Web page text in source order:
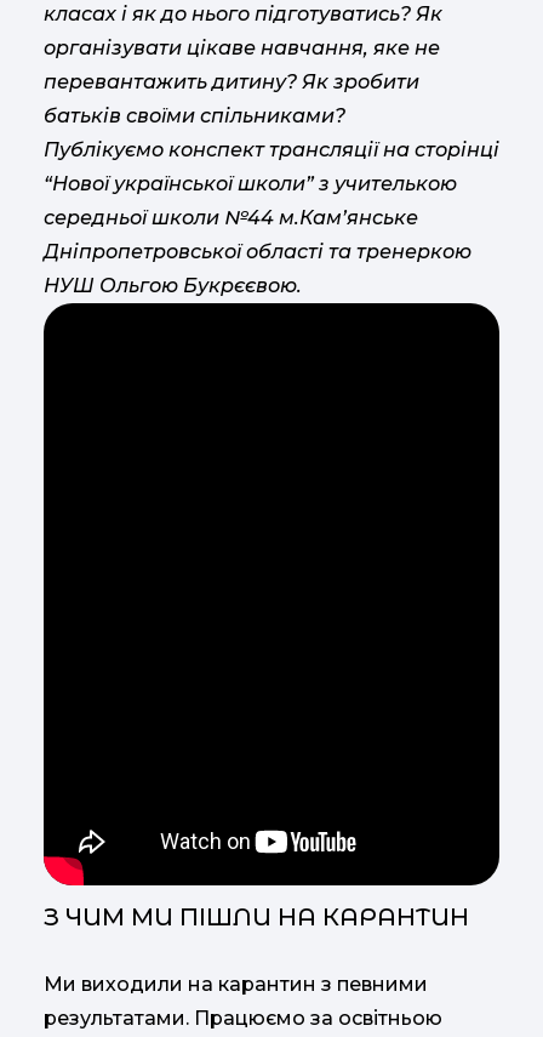
класах і як до нього підготуватись? Як
організувати цікаве навчання, яке не
перевантажить дитину? Як зробити
батьків своїми спільниками?
Публікуємо конспект трансляції на сторінці
“Нової української школи” з учителькою
середньої школи №44 м.Кам’янське
Дніпропетровської області та тренеркою
НУШ Ольгою Букрєєвою.
З ЧИМ МИ ПІШЛИ НА КАРАНТИН
Ми виходили на карантин з певними
результатами. Працюємо за освітньою